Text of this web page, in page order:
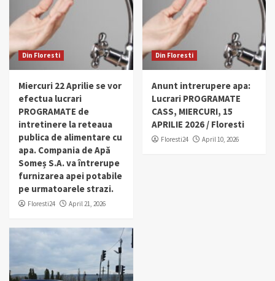
Din Floresti
Miercuri 22 Aprilie se vor
efectua lucrari
PROGRAMATE de
intretinere la reteaua
publica de alimentare cu
apa. Compania de Apă
Someș S.A. va întrerupe
furnizarea apei potabile
pe urmatoarele strazi.
Floresti24 April 21, 2026
Din Floresti
Anunt intrerupere apa:
Lucrari PROGRAMATE
CASS, MIERCURI, 15
APRILIE 2026 / Floresti
Floresti24 April 10, 2026